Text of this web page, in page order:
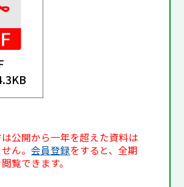
公開から一年を超えた資料は
ん。会員登録をすると、全期
覧できます。